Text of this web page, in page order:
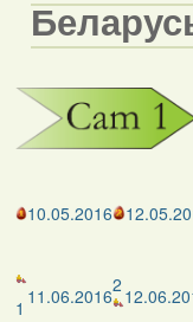
10.05.2016
1 11.06.20162